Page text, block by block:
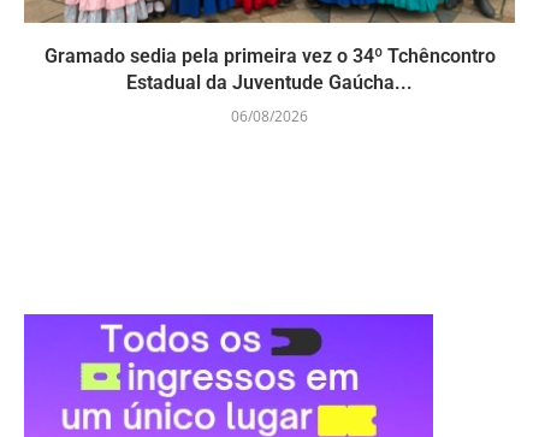
Gramado sedia pela primeira vez o 34º Tchêncontro
Estadual da Juventude Gaúcha...
06/08/2026